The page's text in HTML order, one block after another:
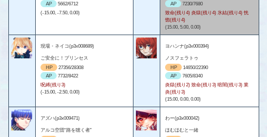
AP
5662/6712
(-15.00, -7.50, 0.00)
AP
7230/7680
致命(残り4) 炎獄(残り4) 氷結(残り4) 恍
惚(残り4)
(15.00, 5.00, 0.00)
現場・ネイコ(p3x008689)
ご安全に！プリンセス
HP
27356/28308
AP
7732/8422
呪縛(残り3)
(-15.00, -2.50, 0.00)
ヨハンナ(p3x000394)
ノスフェラトゥ
HP
14650/22390
AP
7605/8340
炎獄(残り2) 致命(残り3) 暗闇(残り3) 業
炎(残り3)
(15.00, 0.00, 0.00)
アズハ(p3x009471)
アルコ空団“路を聴く者”
わー(p3x000042)
ほむほむと一緒